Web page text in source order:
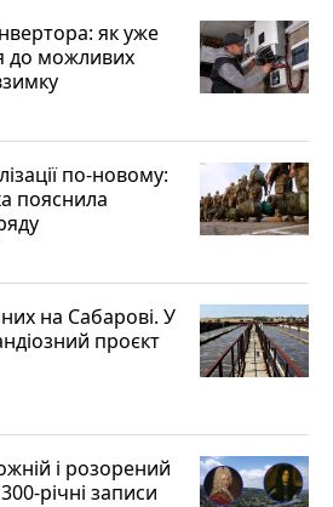
як уже
до можливих
по-новому:
пояснила
на Сабарові. У
проєкт
і розорений
річні записи